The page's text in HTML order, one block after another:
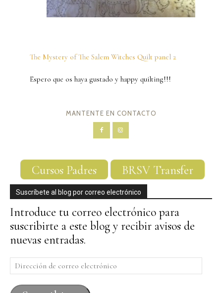
The Mystery of The Salem Witches Quilt panel 2
Espero que os haya gustado y happy quilting!!!
MANTENTE EN CONTACTO
Cursos Padres BRSV Transfer
Suscríbete al blog por correo electrónico
Introduce tu correo electrónico para
suscribirte a este blog y recibir avisos de
nuevas entradas.
Dirección
de